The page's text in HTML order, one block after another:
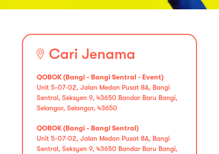
Cari Jenama
QOBOK (Bangi - Bangi Sentral - Event)
Unit 5-07-02, Jalan Medan Pusat 8A, Bangi
Sentral, Seksyen 9, 43650 Bandar Baru Bangi,
Selangor, Selangor, 43650
QOBOK (Bangi - Bangi Sentral)
Unit 5-07-02, Jalan Medan Pusat 8A, Bangi
Sentral, Seksyen 9, 43650 Bandar Baru Bangi,